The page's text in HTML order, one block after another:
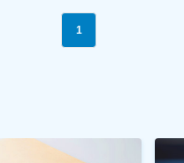
1